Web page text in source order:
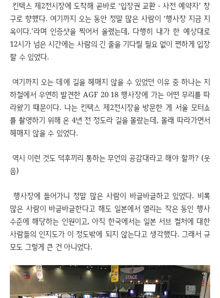
킨텍스 제2전시장에 도착해 곧바로 ‘입장권 교환 - 사전 예약자’ 창
구로 향했다. 여기까지 오는 동안 정말 많은 사람이 ‘행사장 지금 지
옥이다.’라며 인증샷을 찍어서 올렸는데, 다행히 내가 한 예상대로
12시가 넘은 시간에는 사람의 긴 줄을 기다릴 필요 없이 편하게 입장
할 수 있었다.
여기까지 오는 데에 길을 헤매지 않을 수 있었던 이유 중 하나는 지
하철에서 우연히 발견한 AGF 20 18 행사장에 가는 어떤 무리를 따
라왔기 때문이다. 나는 킨텍스 제2전시장을 방문한 게 서울 모터쇼
를 촬영하기 위해 온 4년 전 정도라 길을 몰랐는데, 몰래 따라가면서
헤매지 않을 수 있었다.
역시 이런 것도 덕후끼리 통하는 무언의 공감대라고 해야 할까? (웃
음)
행사장에 들어가니 정말 많은 사람이 바글바글하고 있었다. 비록
많은 사람이 바글바글한다고 해도 일본에서 열리는 작은 동인 행사
수준에 해당하는 인원이고, 아직 한국에서는 일본 서브 컬처에 대한
사람들의 인지도가 이 정도밖에 되지 않는다고 생각했다. 그래서 규
모도 그렇게 큰 건 아니었다.